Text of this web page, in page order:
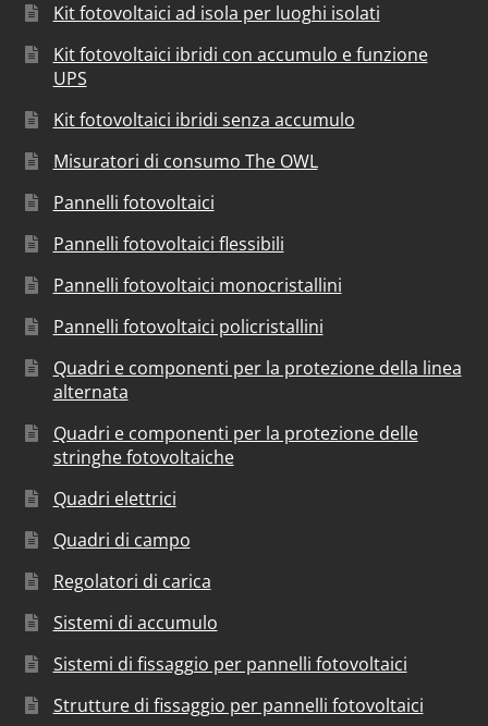
Kit fotovoltaici ad isola per luoghi isolati
Kit fotovoltaici ibridi con accumulo e funzione
UPS
Kit fotovoltaici ibridi senza accumulo
Misuratori di consumo The OWL
Pannelli fotovoltaici
Pannelli fotovoltaici flessibili
Pannelli fotovoltaici monocristallini
Pannelli fotovoltaici policristallini
Quadri e componenti per la protezione della linea
alternata
Quadri e componenti per la protezione delle
stringhe fotovoltaiche
Quadri elettrici
Quadri di campo
Regolatori di carica
Sistemi di accumulo
Sistemi di fissaggio per pannelli fotovoltaici
Strutture di fissaggio per pannelli fotovoltaici